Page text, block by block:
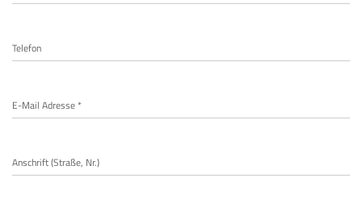
Telefon
E-Mail Adresse *
Anschrift (Straße, Nr.)